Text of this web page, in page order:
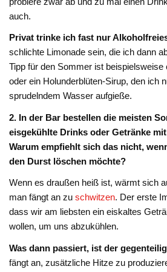
auch.
Privat trinke ich fast nur
schlichte Limonade sein, die ich dann
Tipp für den Sommer ist beispielsweise
oder ein Holunderblüten-Sirup, den ich
sprudelndem Wasser aufgieße.
2. In der Bar bestellen die meisten
eisgekühlte Drinks oder Getränke
Warum empfiehlt sich das nicht,
den Durst löschen möchte?
Wenn es draußen heiß ist, wärmt sich
man fängt an zuschwitzen. Der erste
dass wir am liebsten ein eiskaltes
wollen, um uns abzukühlen.
Was dann passiert, ist der
fängt an, zusätzliche Hitze zu